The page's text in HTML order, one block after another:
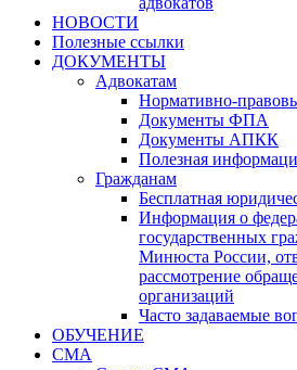
НОВОСТИ
Полезные ссылки
ДОКУМЕНТЫ
Адвокатам
Нормативно-
Документы ФПА
Документы АПКК
Полезная
Гражданам
Бесплатная
Информация о
государственных
Минюста России,
рассмотрение
организаций
Часто задаваемые
ОБУЧЕНИЕ
СМА